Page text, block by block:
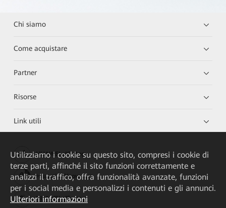
Chi siamo
Come acquistare
Partner
Risorse
Link utili
HUAWEI eKit App
Huawei HiKnow App
HUAWEI eFly App
Utilizziamo i cookie su questo sito, compresi i cookie di
terze parti, affinché il sito funzioni correttamente e
analizzi il traffico, offra funzionalità avanzate, funzioni
per i social media e personalizzi i contenuti e gli annunci.
Ulteriori informazioni